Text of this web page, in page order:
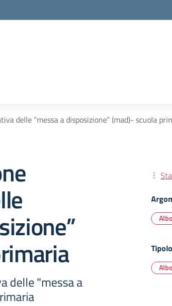
delle “messa a disposizione” (mad)- scuola
delle "messa a
Albo